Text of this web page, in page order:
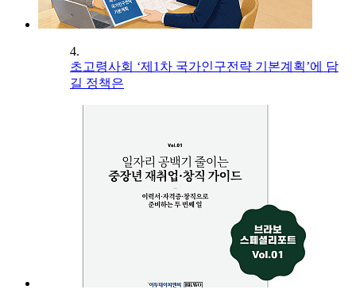
4.
초고령사회 ‘제1차 국가인구전략 기본계획’에 담
길 정책은